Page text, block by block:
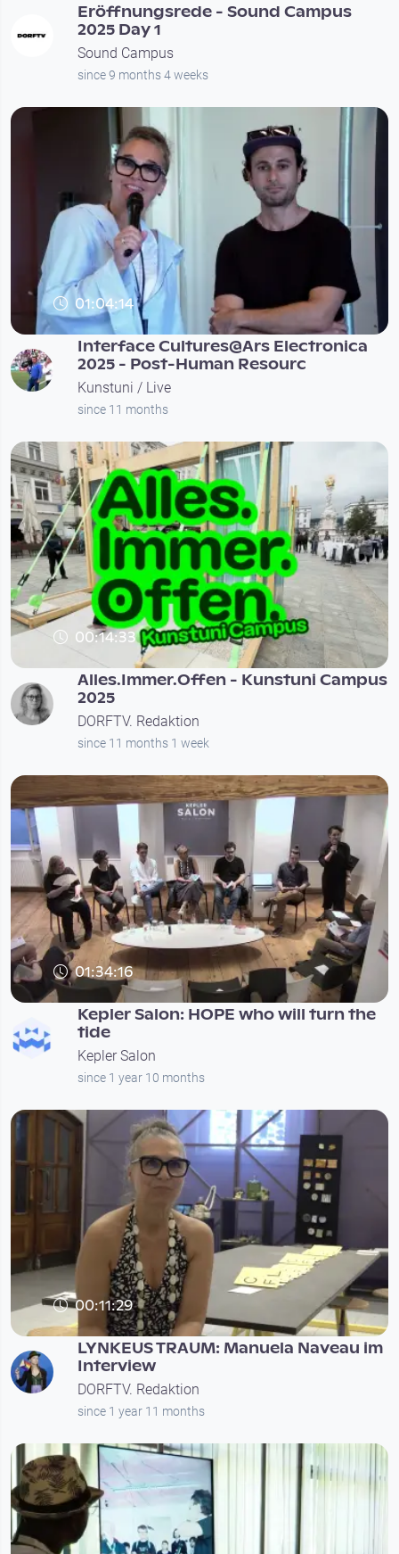
Eröffnungsrede - Sound Campus
2025 Day 1
Sound Campus
since 9 months 4 weeks
01:04:14
Interface Cultures@Ars Electronica
2025 - Post-Human Resourc
Kunstuni / Live
since 11 months
00:14:33
Alles.Immer.Offen - Kunstuni Campus
2025
DORFTV. Redaktion
since 11 months 1 week
01:34:16
Kepler Salon: HOPE who will turn the
tide
Kepler Salon
since 1 year 10 months
00:11:29
LYNKEUS TRAUM: Manuela Naveau im
Interview
DORFTV. Redaktion
since 1 year 11 months